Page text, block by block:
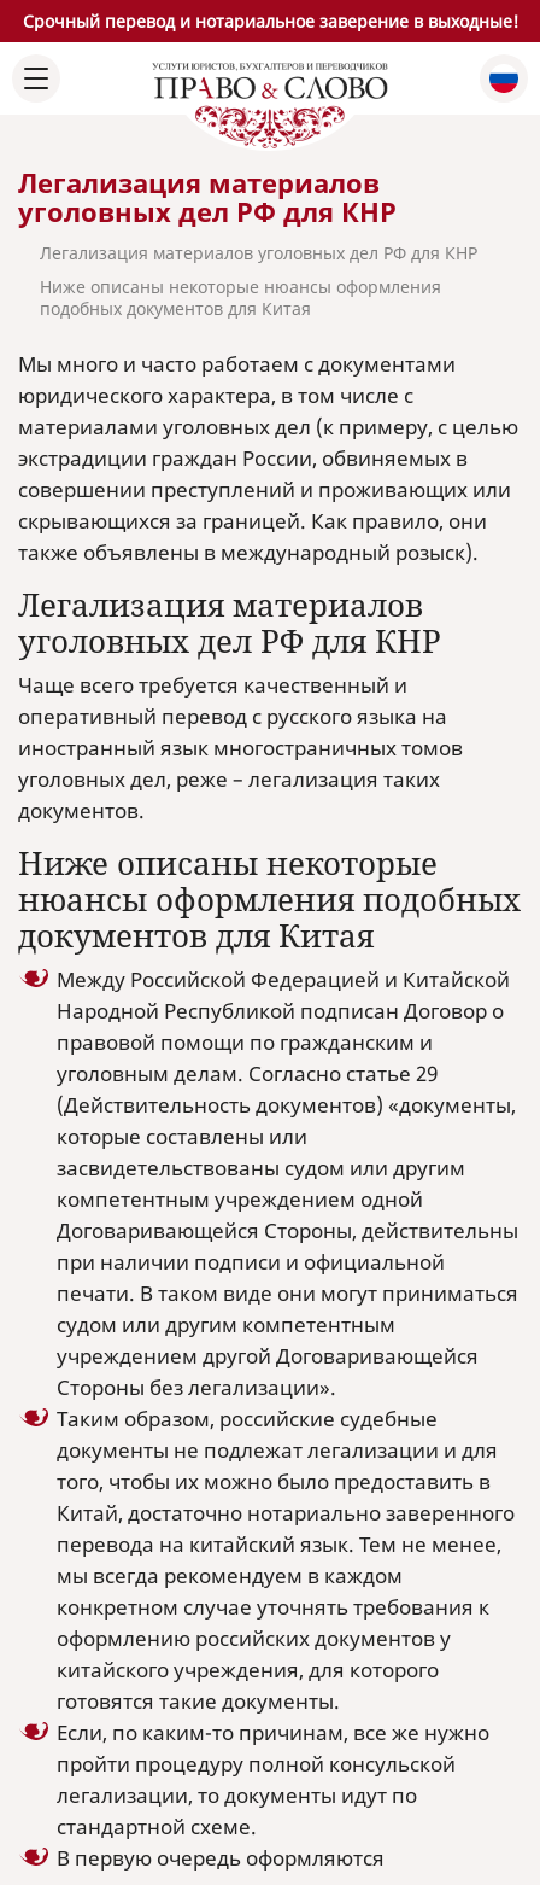
Срочный перевод и нотариальное заверение в выходные!
Легализация материалов
уголовных дел РФ для КНР
Легализация материалов уголовных дел РФ для КНР
Ниже описаны некоторые нюансы оформления
подобных документов для Китая
Мы много и часто работаем с документами
юридического характера, в том числе с
материалами уголовных дел (к примеру, с целью
экстрадиции граждан России, обвиняемых в
совершении преступлений и проживающих или
скрывающихся за границей. Как правило, они
также объявлены в международный розыск).
Легализация материалов
уголовных дел РФ для КНР
Чаще всего требуется качественный и
оперативный перевод с русского языка на
иностранный язык многостраничных томов
уголовных дел, реже – легализация таких
документов.
Ниже описаны некоторые
нюансы оформления подобных
документов для Китая
Между Российской Федерацией и Китайской
Народной Республикой подписан Договор о
правовой помощи по гражданским и
уголовным делам. Согласно статье 29
(Действительность документов) «документы,
которые составлены или
засвидетельствованы судом или другим
компетентным учреждением одной
Договаривающейся Стороны, действительны
при наличии подписи и официальной
печати. В таком виде они могут приниматься
судом или другим компетентным
учреждением другой Договаривающейся
Стороны без легализации».
Таким образом, российские судебные
документы не подлежат легализации и для
того, чтобы их можно было предоставить в
Китай, достаточно нотариально заверенного
перевода на китайский язык. Тем не менее,
мы всегда рекомендуем в каждом
конкретном случае уточнять требования к
оформлению российских документов у
китайского учреждения, для которого
готовятся такие документы.
Если, по каким-то причинам, все же нужно
пройти процедуру полной консульской
легализации, то документы идут по
стандартной схеме.
В первую очередь оформляются